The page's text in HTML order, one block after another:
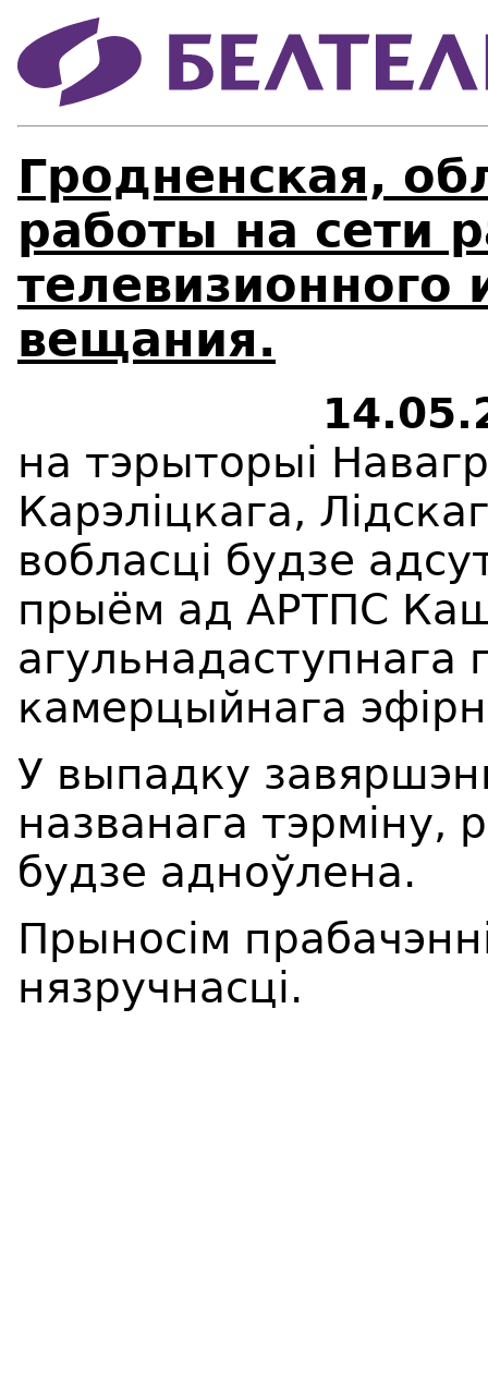
Гродненская,
работы на сети
телевизионного
вещания.
14.05.2025
на тэрыторыi
Карэліцкага,
вобласці будзе
прыём ад АРТПС
агульнадаступнага
камерцыйнага
У выпадку
названага тэрміну,
будзе адноўлена.
Прыносім
нязручнасці.